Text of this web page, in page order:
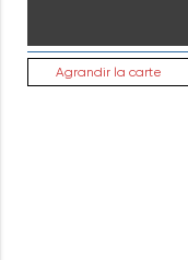
Agrandir la carte